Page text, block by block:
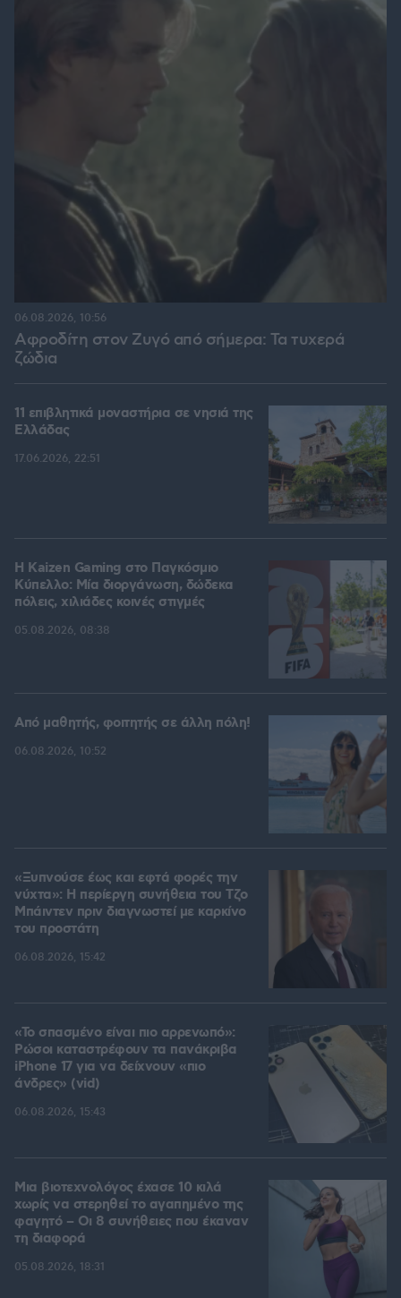
Αφροδίτη στον Ζυγό από σήμερα: Τα τυχερά
ζώδια
06.08.2026, 10:56
11 επιβλητικά μοναστήρια σε νησιά της
Ελλάδας
17.06.2026, 22:51
H Kaizen Gaming στο Παγκόσμιο
Kύπελλο: Μία διοργάνωση, δώδεκα
πόλεις, χιλιάδες κοινές στιγμές
05.08.2026, 08:38
Από μαθητής, φοιτητής σε άλλη πόλη!
06.08.2026, 10:52
«Ξυπνούσε έως και εφτά φορές την
νύχτα»: Η περίεργη συνήθεια του Τζο
Μπάιντεν πριν διαγνωστεί με καρκίνο
του προστάτη
06.08.2026, 15:42
«Το σπασμένο είναι πιο αρρενωπό»:
Ρώσοι καταστρέφουν τα πανάκριβα
iPhone 17 για να δείχνουν «πιο
άνδρες» (vid)
06.08.2026, 15:43
Μια βιοτεχνολόγος έχασε 10 κιλά
χωρίς να στερηθεί το αγαπημένο της
φαγητό – Οι 8 συνήθειες που έκαναν
τη διαφορά
05.08.2026, 18:31